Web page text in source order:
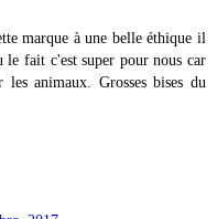
marque à une belle éthique il
fait c'est super pour nous car
animaux. Grosses bises du